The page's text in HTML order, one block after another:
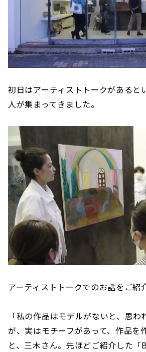
初日はアーティストトークがあると
人が集まってきました。
アーティストトークでのお話をご紹
「私の作品はモデルがないと、思
が、実はモチーフがあって、作品を
と、三木さん。先ほどご紹介した